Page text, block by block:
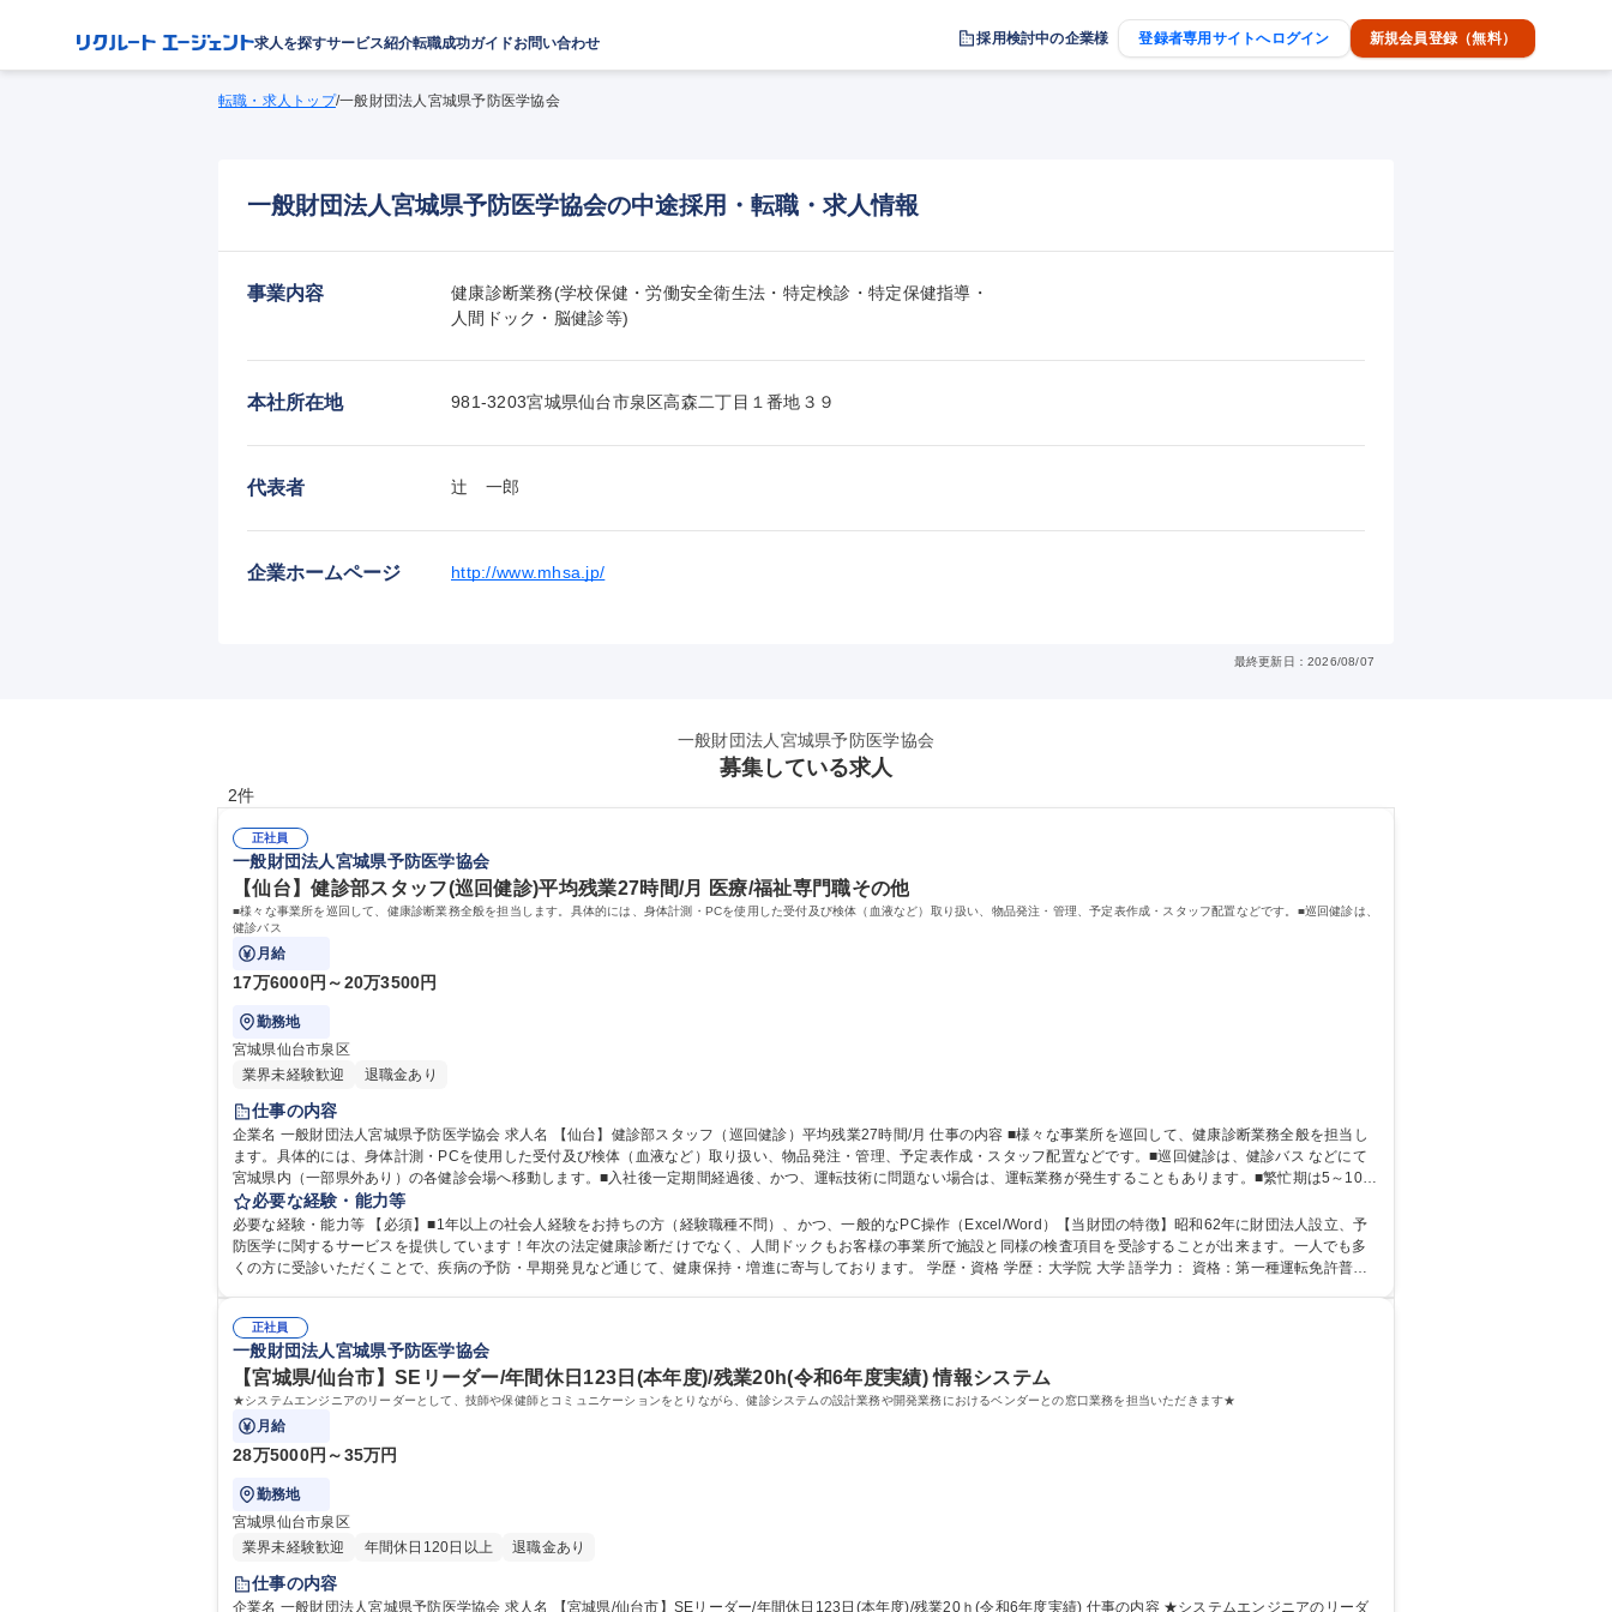
求人を探すサービス紹介転職成功ガイドお問い合わせ 採用検討中の企業様 登録者専用サイトへログイン 新規会員登録（無料）
転職・求人トップ/一般財団法人宮城県予防医学協会
一般財団法人宮城県予防医学協会の中途採用・転職・求人情報
事業内容
健康診断業務(学校保健・労働安全衛生法・特定検診・特定保健指導・
人間ドック・脳健診等)
本社所在地 981-3203宮城県仙台市泉区高森二丁目１番地３９
代表者 辻　一郎
企業ホームページ http://www.mhsa.jp/
最終更新日：2026/08/07
一般財団法人宮城県予防医学協会
募集している求人
2件
正社員
一般財団法人宮城県予防医学協会
【仙台】健診部スタッフ(巡回健診)平均残業27時間/月 医療/福祉専門職その他
■様々な事業所を巡回して、健康診断業務全般を担当します。具体的には、身体計測・PCを使用した受付及び検体（血液など）取り扱い、物品発注・管理、予定表作成・スタッフ配置などです。■巡回健診は、
健診バス
月給
17万6000円～20万3500円
勤務地
宮城県仙台市泉区
業界未経験歓迎
退職金あり
仕事の内容
企業名 一般財団法人宮城県予防医学協会 求人名 【仙台】健診部スタッフ（巡回健診）平均残業27時間/月 仕事の内容 ■様々な事業所を巡回して、健康診断業務全般を担当し
ます。具体的には、身体計測・PCを使用した受付及び検体（血液など）取り扱い、物品発注・管理、予定表作成・スタッフ配置などです。■巡回健診は、健診バス などにて
宮城県内（一部県外あり）の各健診会場へ移動します。■入社後一定期間経過後、かつ、運転技術に問題ない場合は、運転業務が発生することもあります。■繁忙期は5～10月
で、土曜日は隔週で出勤や残業が多くなります。閑散期、特に12月～3月は残業が減り、シフトにより土日祝に加え平日も休日になることがあります■定時は、08:30ですが、
健診先へ訪問するため、6時～7時にオフィスへ出勤することが多くなります。 募集職種 【仙台】健診部スタッフ（巡回健診）平均残業27時間/月
必要な経験・能力等
必要な経験・能力等 【必須】■1年以上の社会人経験をお持ちの方（経験職種不問）、かつ、一般的なPC操作（Excel/Word）【当財団の特徴】昭和62年に財団法人設立、予
防医学に関するサービスを提供しています！年次の法定健康診断だ けでなく、人間ドックもお客様の事業所で施設と同様の検査項目を受診することが出来ます。一人でも多
くの方に受診いただくことで、疾病の予防・早期発見など通じて、健康保持・増進に寄与しております。 学歴・資格 学歴：大学院 大学 語学力： 資格：第一種運転免許普通
正社員
一般財団法人宮城県予防医学協会
【宮城県/仙台市】SEリーダー/年間休日123日(本年度)/残業20h(令和6年度実績) 情報システム
★システムエンジニアのリーダーとして、技師や保健師とコミュニケーションをとりながら、健診システムの設計業務や開発業務におけるベンダーとの窓口業務を担当いただきます★
月給
28万5000円～35万円
勤務地
宮城県仙台市泉区
業界未経験歓迎
年間休日120日以上 退職金あり
仕事の内容
企業名 一般財団法人宮城県予防医学協会 求人名 【宮城県/仙台市】SEリーダー/年間休日123日(本年度)/残業20ｈ(令和6年度実績) 仕事の内容 ★システムエンジニアのリーダ